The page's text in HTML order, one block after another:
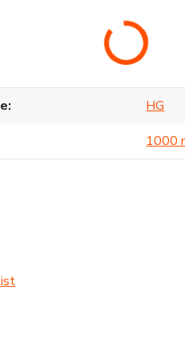
HG
1000